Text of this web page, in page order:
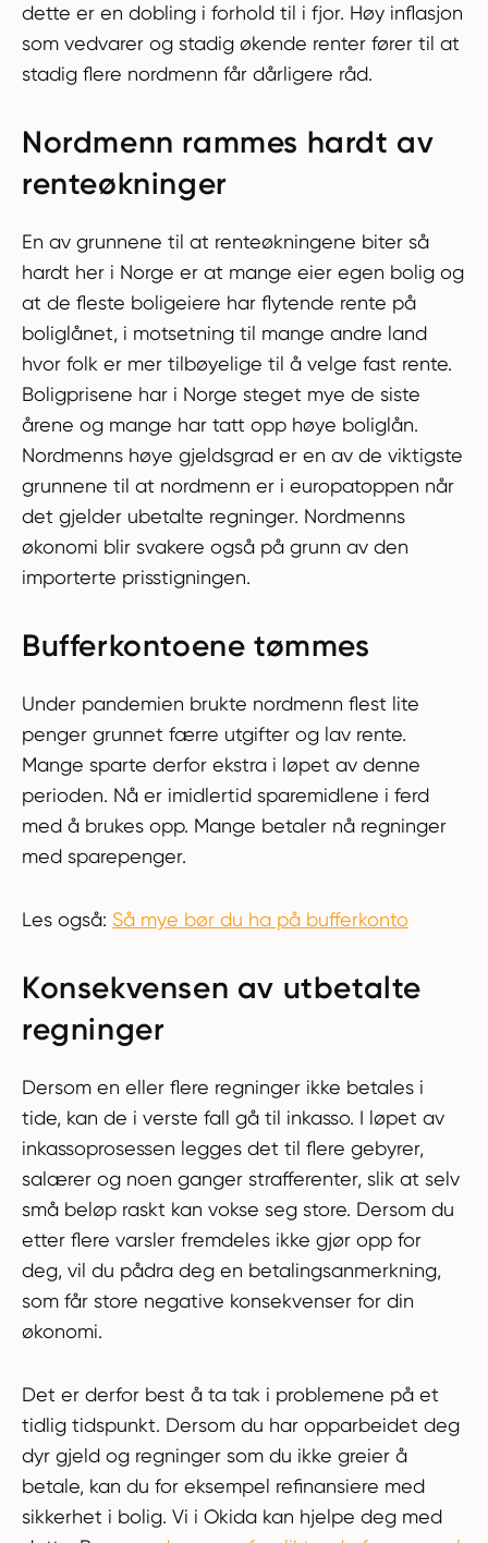
dette er en dobling i forhold til i fjor. Høy inflasjon
som vedvarer og stadig økende renter fører til at
stadig flere nordmenn får dårligere råd.
Nordmenn rammes hardt av
renteøkninger
En av grunnene til at renteøkningene biter så
hardt her i Norge er at mange eier egen bolig og
at de fleste boligeiere har flytende rente på
boliglånet, i motsetning til mange andre land
hvor folk er mer tilbøyelige til å velge fast rente.
Boligprisene har i Norge steget mye de siste
årene og mange har tatt opp høye boliglån.
Nordmenns høye gjeldsgrad er en av de viktigste
grunnene til at nordmenn er i europatoppen når
det gjelder ubetalte regninger. Nordmenns
økonomi blir svakere også på grunn av den
importerte prisstigningen.
Bufferkontoene tømmes
Under pandemien brukte nordmenn flest lite
penger grunnet færre utgifter og lav rente.
Mange sparte derfor ekstra i løpet av denne
perioden. Nå er imidlertid sparemidlene i ferd
med å brukes opp. Mange betaler nå regninger
med sparepenger.
Les også: Så mye bør du ha på bufferkonto
Konsekvensen av utbetalte
regninger
Dersom en eller flere regninger ikke betales i
tide, kan de i verste fall gå til inkasso. I løpet av
inkassoprosessen legges det til flere gebyrer,
salærer og noen ganger strafferenter, slik at selv
små beløp raskt kan vokse seg store. Dersom du
etter flere varsler fremdeles ikke gjør opp for
deg, vil du pådra deg en betalingsanmerkning,
som får store negative konsekvenser for din
økonomi.
Det er derfor best å ta tak i problemene på et
tidlig tidspunkt. Dersom du har opparbeidet deg
dyr gjeld og regninger som du ikke greier å
betale, kan du for eksempel refinansiere med
sikkerhet i bolig. Vi i Okida kan hjelpe deg med